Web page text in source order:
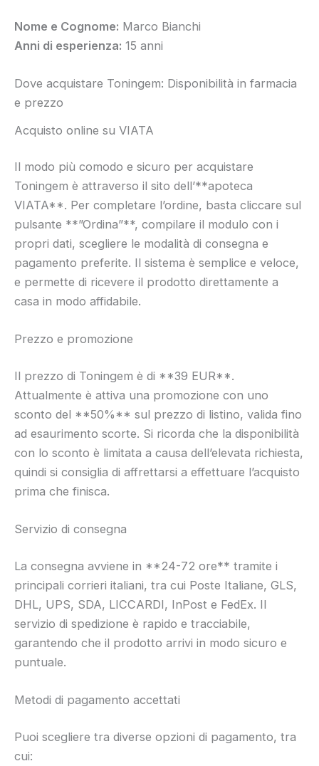
Nome e Cognome: Marco Bianchi
Anni di esperienza: 15 anni
Dove acquistare Toningem: Disponibilità in farmacia
e prezzo
Acquisto online su VIATA
Il modo più comodo e sicuro per acquistare
Toningem è attraverso il sito dell’**apoteca
VIATA**. Per completare l’ordine, basta cliccare sul
pulsante **”Ordina”**, compilare il modulo con i
propri dati, scegliere le modalità di consegna e
pagamento preferite. Il sistema è semplice e veloce,
e permette di ricevere il prodotto direttamente a
casa in modo affidabile.
Prezzo e promozione
Il prezzo di Toningem è di **39 EUR**.
Attualmente è attiva una promozione con uno
sconto del **50%** sul prezzo di listino, valida fino
ad esaurimento scorte. Si ricorda che la disponibilità
con lo sconto è limitata a causa dell’elevata richiesta,
quindi si consiglia di affrettarsi a effettuare l’acquisto
prima che finisca.
Servizio di consegna
La consegna avviene in **24-72 ore** tramite i
principali corrieri italiani, tra cui Poste Italiane, GLS,
DHL, UPS, SDA, LICCARDI, InPost e FedEx. Il
servizio di spedizione è rapido e tracciabile,
garantendo che il prodotto arrivi in modo sicuro e
puntuale.
Metodi di pagamento accettati
Puoi scegliere tra diverse opzioni di pagamento, tra
cui: